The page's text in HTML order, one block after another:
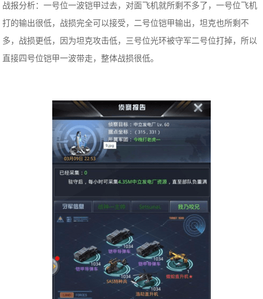
战报分析：一号位一波铠甲过去，对面飞机就所剩不多了，一号位飞机
打的输出很低，战损完全可以接受，二号位铠甲输出，坦克也所剩不
多，战损更低，因为坦克攻击低，三号位光环被守军二号位打掉，所以
直接四号位铠甲一波带走，整体战损很低。